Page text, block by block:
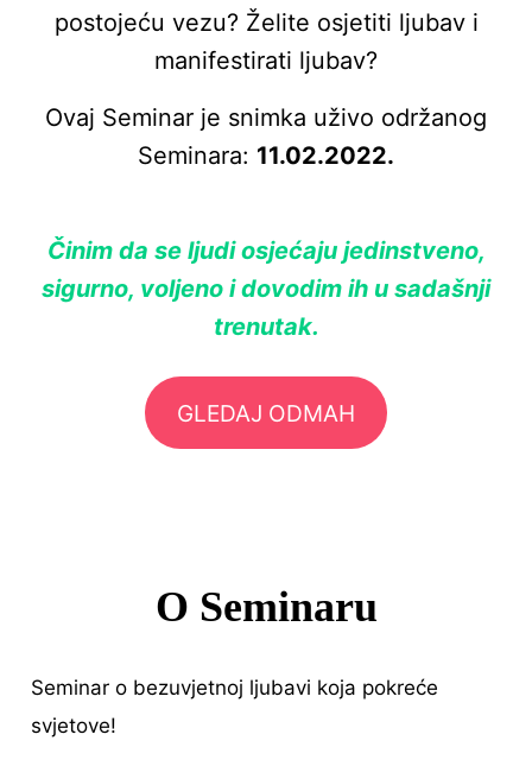
postojeću vezu? Želite osjetiti ljubav i
manifestirati ljubav?
Ovaj Seminar je snimka uživo održanog
Seminara: 11.02.2022.
Činim da se ljudi osjećaju jedinstveno,
sigurno, voljeno i dovodim ih u sadašnji
trenutak.
GLEDAJ ODMAH
O Seminaru
Seminar o bezuvjetnoj ljubavi koja pokreće
svjetove!